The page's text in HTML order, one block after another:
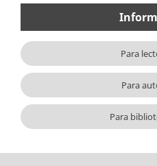
Para
Para
Para